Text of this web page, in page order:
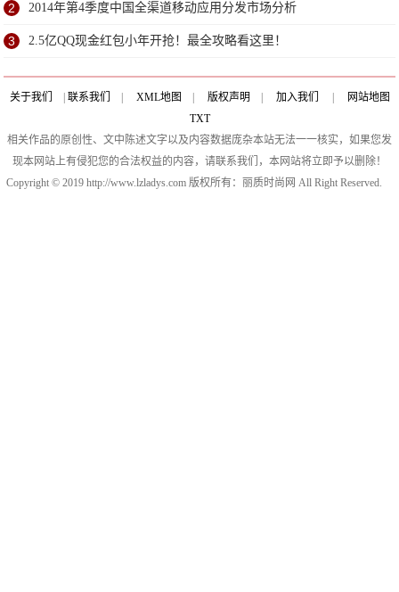
2 2014年第4季度中国全渠道移动应用分发市场分析
3 2.5亿QQ现金红包小年开抢！最全攻略看这里！
关于我们 联系我们 XML地图 版权声明 加入我们
网站地图
TXT
相关作品的原创性、文中陈述文字以及内容数据庞杂本站无法一一核实，如果您发
现本网站上有侵犯您的合法权益的内容，请联系我们，本网站将立即予以删除！
Copyright © 2019 http://www.lzladys.com 版权所有：丽质时尚网 All Right Reserved.